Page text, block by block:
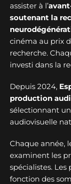
assister à l’
soutenant la
cinéma au prix
recherche.
investi dans la
Depuis 2024,
production
sélectionnant
audiovisuelle
Chaque année,
examinent les
spécialistes.
fonction des